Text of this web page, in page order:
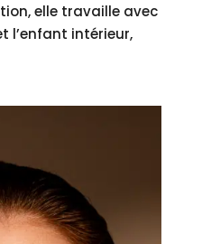
elle travaille avec
l’enfant intérieur,